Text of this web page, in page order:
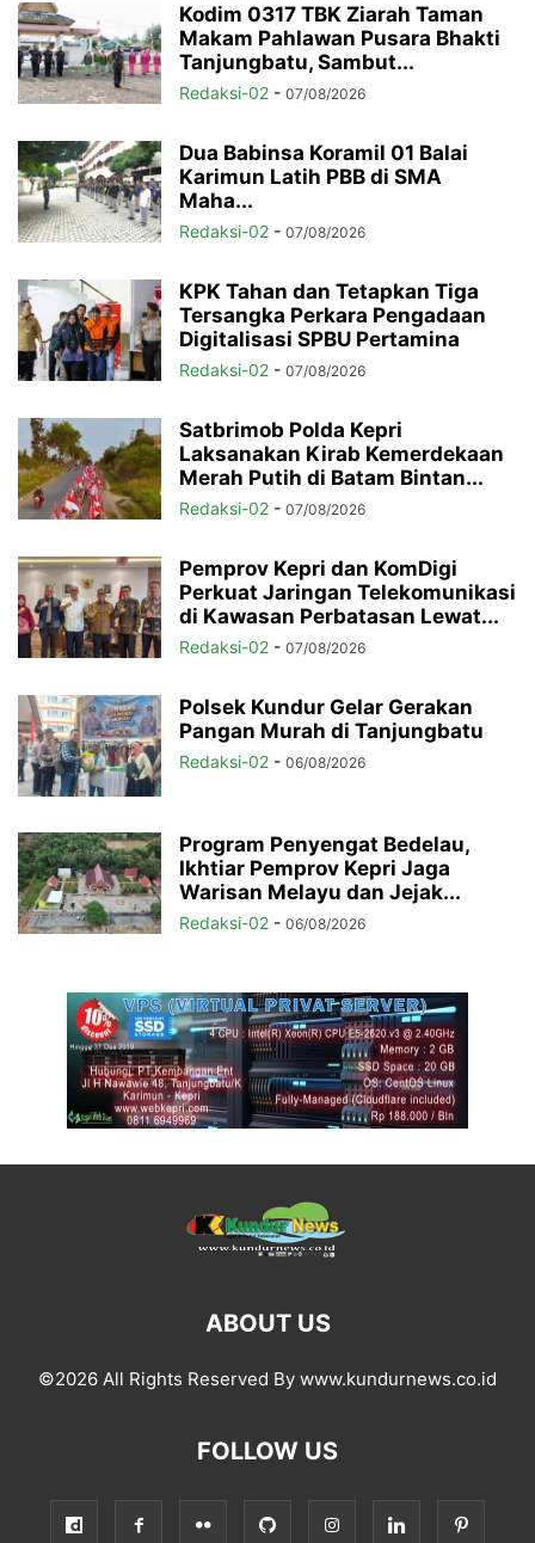
Kodim 0317 TBK Ziarah Taman
Makam Pahlawan Pusara Bhakti
Tanjungbatu, Sambut...
Redaksi-02 - 07/08/2026
Dua Babinsa Koramil 01 Balai
Karimun Latih PBB di SMA
Maha...
Redaksi-02 - 07/08/2026
KPK Tahan dan Tetapkan Tiga
Tersangka Perkara Pengadaan
Digitalisasi SPBU Pertamina
Redaksi-02 - 07/08/2026
Satbrimob Polda Kepri
Laksanakan Kirab Kemerdekaan
Merah Putih di Batam Bintan...
Redaksi-02 - 07/08/2026
Pemprov Kepri dan KomDigi
Perkuat Jaringan Telekomunikasi
di Kawasan Perbatasan Lewat...
Redaksi-02 - 07/08/2026
Polsek Kundur Gelar Gerakan
Pangan Murah di Tanjungbatu
Redaksi-02 - 06/08/2026
Program Penyengat Bedelau,
Ikhtiar Pemprov Kepri Jaga
Warisan Melayu dan Jejak...
Redaksi-02 - 06/08/2026
ABOUT US
©2026 All Rights Reserved By www.kundurnews.co.id
FOLLOW US